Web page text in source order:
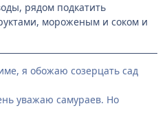
рядом подкатить
мороженым и соком и
я обожаю созерцать сад
уважаю самураев. Но